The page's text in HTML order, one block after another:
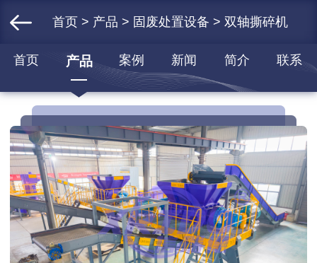
首页 > 产品 > 固废处置设备 > 双轴撕碎机
首页 产品 案例 新闻 简介 联系